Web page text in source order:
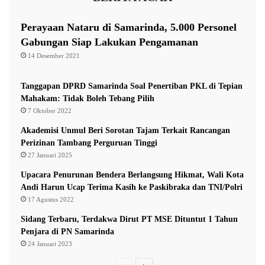
Hasil pemeriksaan menunjukkan dugaan pengiriman
satu hingga dua bulan terakhir.
Karier Cemerlang Berakhir
Sebelum terseret kasus ini, Yohanes dikenal sebagai
perwira muda dengan karier cukup menonjol.
Ia merupakan lulusan Akademi Kepolisian (Akpol) tahun
Ilmu Kepolisian (PTIK).
Saat menempuh pendidikan di PTIK, Yohanes bahkan
Perayaan Nataru di Samarinda, 5.000 Personel
Gabungan Siap Lakukan Pengamanan
14 Desember 2021
Tanggapan DPRD Samarinda Soal Penertiban PKL di Tepian
Mahakam: Tidak Boleh Tebang Pilih
7 Oktober 2022
Akademisi Unmul Beri Sorotan Tajam Terkait Rancangan
Perizinan Tambang Perguruan Tinggi
27 Januari 2025
Upacara Penurunan Bendera Berlangsung Hikmat, Wali Kota
Andi Harun Ucap Terima Kasih ke Paskibraka dan TNI/Polri
17 Agustus 2022
Sidang Terbaru, Terdakwa Dirut PT MSE Dituntut 1 Tahun
Penjara di PN Samarinda
24 Januari 2023